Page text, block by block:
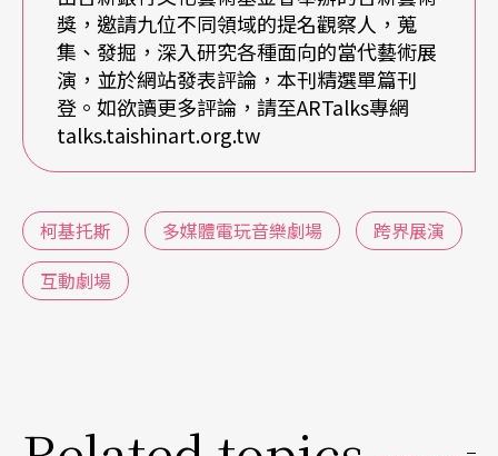
間、人類與機器之間界線的抹滅，正如戴維斯所
言，是一個攸關人類逐漸轉向、變成機器的過程。
在《柯基托斯》的展出中，透過黃贊倫與陳韻如的
作品，觀者看到人類與科技、身體與機器，甚至機
以此作為人類生存樣態的探討。換言之，此展以藝
術創作形式為策略，不僅關注因各種科技之間的發
獎，邀請九位不同領域的提名觀察人，蒐
集、發掘，深入研究各種面向的當代藝術展
演，並於網站發表評論，本刊精選單篇刊
登。如欲讀更多評論，請至ARTalks專網
talks.taishinart.org.tw
柯基托斯 多媒體電玩音樂劇場
跨界展演
互動劇場